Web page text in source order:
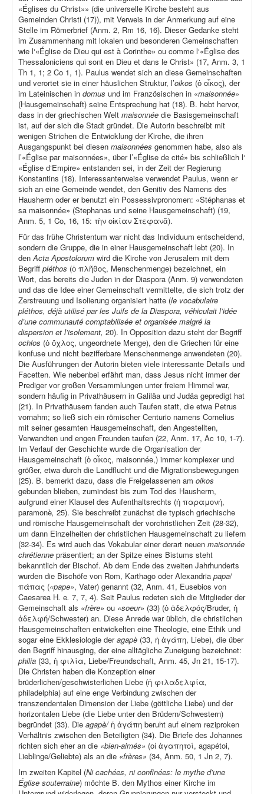
«Églises du Christ»» (die universelle Kirche besteht aus
Gemeinden Christi (17)), mit Verweis in der Anmerkung auf eine
Stelle im Römerbrief (Anm. 2, Rm 16, 16). Dieser Gedanke steht
im Zusammenhang mit lokalen und besonderen Gemeinschaften
wie l‘«Église de Dieu qui est à Corinthe» ou comme l‘«Église des
Thessaloniciens qui sont en Dieu et dans le Christ» (17, Anm. 3, 1
Th 1, 1; 2 Co 1, 1). Paulus wendet sich an diese Gemeinschaften
und verortet sie in einer häuslichen Struktur, l’oikos (ὁ οἶκος), der
im Lateinischen in domus und im Französischen in «maisonnée»
(Hausgemeinschaft) seine Entsprechung hat (18). B. hebt hervor,
dass in der griechischen Welt maisonnée die Basisgemeinschaft
ist, auf der sich die Stadt gründet. Die Autorin beschreibt mit
wenigen Strichen die Entwicklung der Kirche, die ihren
Ausgangspunkt bei diesen maisonnées genommen habe, also als
l’«Église par maisonnées», über l’«Église de cité» bis schließlich l‘
«Église d‘Empire» entstanden sei, in der Zeit der Regierung
Konstantins (18). Interessanterweise verwendet Paulus, wenn er
sich an eine Gemeinde wendet, den Genitiv des Namens des
Hausherrn oder er benutzt ein Possessivpronomen: «Stéphanas et
sa maisonnée» (Stephanas und seine Hausgemeinschaft) (19,
Anm. 5, 1 Co, 16, 15: τὴν οἰκίαν Στεφανᾶ).
Für das frühe Christentum war nicht das Individuum entscheidend,
sondern die Gruppe, die in einer Hausgemeinschaft lebt (20). In
denActa Apostolorum wird die Kirche von Jerusalem mit dem
Begriff pléthos (ὁ πλῆθος, Menschenmenge) bezeichnet, ein
Wort, das bereits die Juden in der Diaspora (Anm. 9) verwendeten
und das die Idee einer Gemeinschaft vermittelte, die sich trotz der
Zerstreuung und Isolierung organisiert hatte (le vocabulaire
pléthos, déjà utilisé par les Juifs de la Diaspora, véhiculait l’idée
d’une communauté comptabilisée et organisée malgré la
dispersion et l’isolement, 20). In Opposition dazu steht der Begriff
ochlos (ὁ ὄχλος, ungeordnete Menge), den die Griechen für eine
konfuse und nicht bezifferbare Menschenmenge anwendeten (20).
Die Ausführungen der Autorin bieten viele interessante Details und
Facetten. Wie nebenbei erfährt man, dass Jesus nicht immer der
Prediger vor großen Versammlungen unter freiem Himmel war,
sondern häufig in Privathäusern in Galiläa und Judäa gepredigt hat
(21). In Privathäusern fanden auch Taufen statt, die etwa Petrus
vornahm; so ließ sich ein römischer Centurio namens Cornelius
mit seiner gesamten Hausgemeinschaft, den Angestellten,
Verwandten und engen Freunden taufen (22, Anm. 17, Ac 10, 1-7).
Im Verlauf der Geschichte wurde die Organisation der
Hausgemeinschaft (ὁ οἶκος, maisonnée,) immer komplexer und
größer, etwa durch die Landflucht und die Migrationsbewegungen
(25). B. bemerkt dazu, dass die Freigelassenen am oikos
gebunden blieben, zumindest bis zum Tod des Hausherrn,
aufgrund einer Klausel des Aufenthaltsrechts (ἡ παραμονή,
paramonè, 25). Sie beschreibt zunächst die typisch griechische
und römische Hausgemeinschaft der vorchristlichen Zeit (28-32),
um dann Einzelheiten der christlichen Hausgemeinschaft zu liefern
(32-34). Es wird auch das Vokabular einer derart neuen maisonnée
chrétienne präsentiert; an der Spitze eines Bistums steht
bekanntlich der Bischof. Ab dem Ende des zweiten Jahrhunderts
wurden die Bischöfe von Rom, Karthago oder Alexandria papa/
πάπας («pape», Vater) genannt (32, Anm. 41, Eusebios von
Caesarea H. e. 7, 7, 4). Seit Paulus redeten sich die Mitglieder der
Gemeinschaft als «frère» ou «soeur» (33) (ὁ ἀδελφός/Bruder, ἡ
ἀδελφή/Schwester) an. Diese Anrede war üblich, die christlichen
Hausgemeinschaften entwickelten eine Theologie, eine Ethik und
sogar eine Ekklesiologie deragapè (33, ἡ ἀγάπη, Liebe), die über
den Begriff hinausging, der eine alltägliche Zuneigung bezeichnet:
philia (33, ἡ φιλία, Liebe/Freundschaft, Anm. 45, Jn 21, 15-17).
Die Christen haben die Konzeption einer
brüderlichen/geschwisterlichen Liebe (ἡ φιλαδελφία,
philadelphia) auf eine enge Verbindung zwischen der
transzendentalen Dimension der Liebe (göttliche Liebe) und der
horizontalen Liebe (die Liebe unter den Brüdern/Schwestern)
begründet (33). Die agapè/ἡ ἀγάπη beruht auf einem reziproken
Verhältnis zwischen den Beteiligten (34). Die Briefe des Johannes
richten sich eher an die «bien-aimés» (οἱ ἀγαπητοί, agapétoi,
Lieblinge/Geliebte) als an die «frères» (34, Anm. 50, 1 Jn 2, 7).
Im zweiten Kapitel (Ni cachées, ni confinées: le mythe d’une
Église souterraine) möchte B. den Mythos einer Kirche im